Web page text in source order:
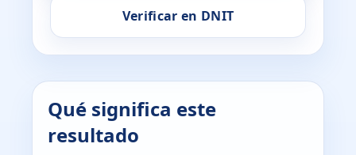
Verificar en DNIT
Qué significa este
resultado